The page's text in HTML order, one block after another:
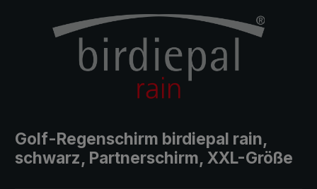
Golf-Regenschirm birdiepal rain,
schwarz, Partnerschirm, XXL-Größe